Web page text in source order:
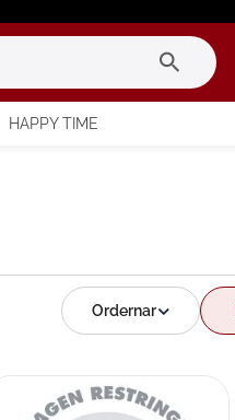
HAPPY TIME